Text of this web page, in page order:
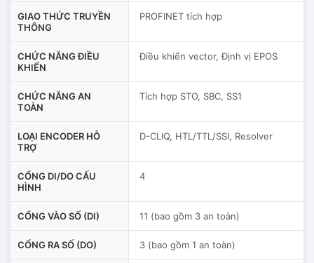
GIAO THỨC TRUYỀN
THÔNG
PROFINET tích hợp
CHỨC NĂNG ĐIỀU
KHIỂN
Điều khiển vector, Định vị EPOS
CHỨC NĂNG AN
TOÀN
Tích hợp STO, SBC, SS1
LOẠI ENCODER HỖ
TRỢ
D-CLIQ, HTL/TTL/SSI, Resolver
CỔNG DI/DO CẤU
HÌNH
4
CỔNG VÀO SỐ (DI) 11 (bao gồm 3 an toàn)
CỔNG RA SỐ (DO) 3 (bao gồm 1 an toàn)